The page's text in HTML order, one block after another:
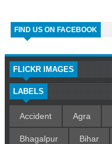
FIND US ON FACEBOOK
FLICKR IMAGES
LABELS
Accident Agra
Bhagalpur Bihar